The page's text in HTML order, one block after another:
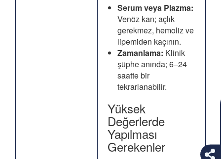
Serum veya Plazma:
Venöz kan; açlık
gerekmez, hemoliz ve
lipemiden kaçının.
Zamanlama: Klinik
şüphe anında; 6–24
saatte bir
tekrarlanabilir.
Yüksek
Değerlerde
Yapılması
Gerekenler